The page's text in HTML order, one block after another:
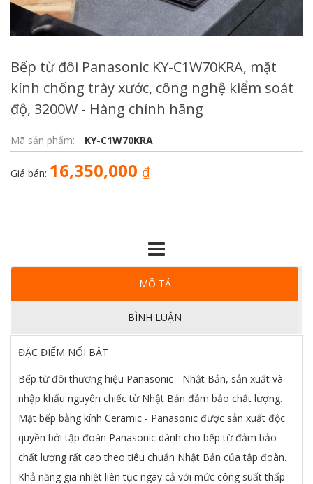
Bếp từ đôi Panasonic KY-C1W70KRA, mặt
kính chống trày xước, công nghệ kiểm soát
độ, 3200W - Hàng chính hãng
Mã sản phẩm: KY-C1W70KRA
Giá bán: 16,350,000 ₫
MÔ TẢ
BÌNH LUẬN
ĐẶC ĐIỂM NỔI BẬT
Bếp từ đôi thương hiệu Panasonic - Nhật Bản, sản xuất và
nhập khẩu nguyên chiếc từ Nhật Bản đảm bảo chất lượng.
Mặt bếp bằng kính Ceramic - Panasonic được sản xuất độc
quyền bởi tập đoàn Panasonic dành cho bếp từ đảm bảo
chất lượng rất cao theo tiêu chuẩn Nhật Bản của tập đoàn.
Khả năng gia nhiệt liên tục ngay cả với mức công suất thấp